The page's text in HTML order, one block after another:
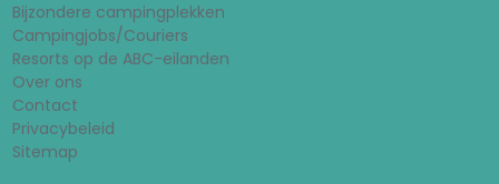
Bijzondere campingplekken
Campingjobs/Couriers
Resorts op de ABC-eilanden
Over ons
Contact
Privacybeleid
Sitemap